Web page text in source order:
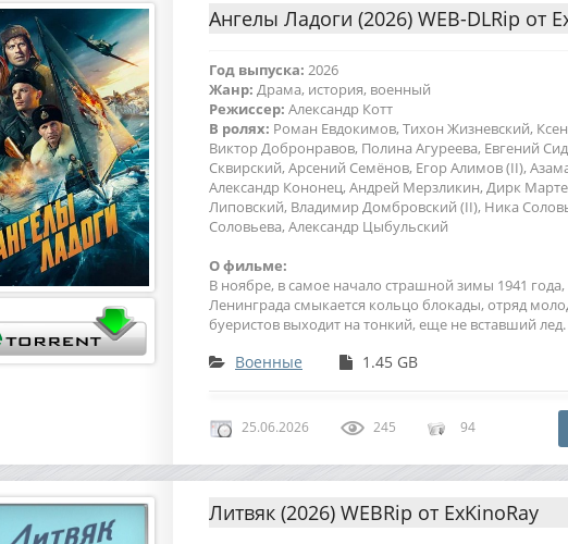
Ангелы Ладоги (2026) WEB-DLRip от
Год выпуска: 2026
Жанр: Драма, история, военный
Режиссер: Александр Котт
В ролях: Роман Евдокимов, Тихон Жизневский,
Виктор Добронравов, Полина Агуреева, Евгений
Сквирский, Арсений Семёнов, Егор Алимов (II),
Александр Кононец, Андрей Мерзликин, Дирк
Липовский, Владимир Домбровский (II), Ника
Соловьева, Александр Цыбульский
О фильме:
В ноябре, в самое начало страшной зимы 1941 года,
Ленинграда смыкается кольцо блокады, отряд
буеристов выходит на тонкий, еще не вставший лед.
Военные 1.45 GB
25.06.2026 245 94
Литвяк (2026) WEBRip от ExKinoRay